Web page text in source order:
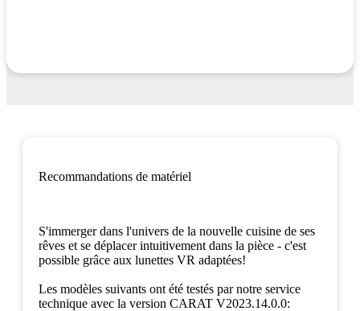
Recomman­dations de matériel
S'immerger dans l'univers de la nouvelle cuisine de ses
rêves et se déplacer intuitivement dans la pièce - c'est
possible grâce aux lunettes VR adaptées!
Les modèles suivants ont été testés par notre service
technique avec la version CARAT V2023.14.0.0: